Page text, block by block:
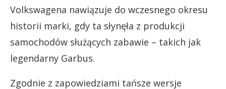
Volkswagena nawiązuje do wczesnego okresu
historii marki, gdy ta słynęła z produkcji
samochodów służących zabawie – takich jak
legendarny Garbus.
Zgodnie z zapowiedziami tańsze wersje